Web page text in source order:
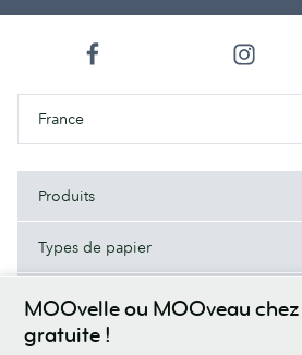
MOOvelle ou MOOveau
gratuite !
France
Produits
Types de papier
À Propos de MOO